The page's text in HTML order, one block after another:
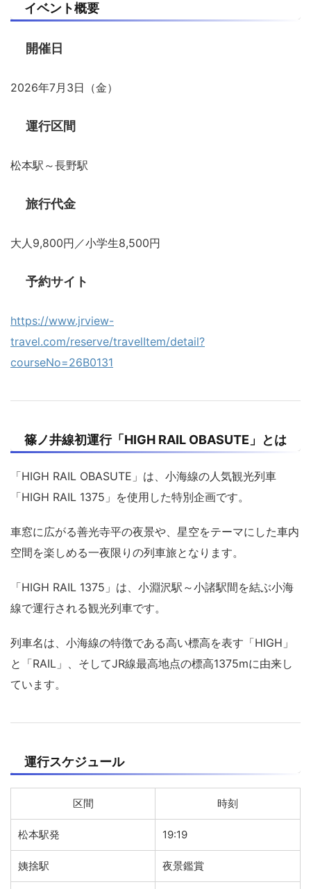
イベント概要
開催日
2026年7月3日（金）
運行区間
松本駅～長野駅
旅行代金
大人9,800円／小学生8,500円
予約サイト
https://www.jrview-
travel.com/reserve/travelItem/detail?
courseNo=26B0131
篠ノ井線初運行「HIGH RAIL OBASUTE」とは
「HIGH RAIL OBASUTE」は、小海線の人気観光列車
「HIGH RAIL 1375」を使用した特別企画です。
車窓に広がる善光寺平の夜景や、星空をテーマにした車内
空間を楽しめる一夜限りの列車旅となります。
「HIGH RAIL 1375」は、小淵沢駅～小諸駅間を結ぶ小海
線で運行される観光列車です。
列車名は、小海線の特徴である高い標高を表す「HIGH」
と「RAIL」、そしてJR線最高地点の標高1375mに由来し
ています。
運行スケジュール
区間 時刻
松本駅発 19:19
姨捨駅 夜景鑑賞